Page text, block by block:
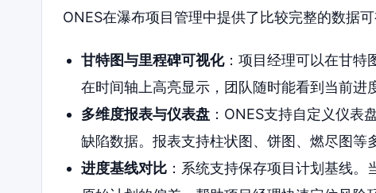
ONES在瀑布项目管理中提供了比较完整的数据
甘特图与里程碑可视化：项目经理可以在甘特
在时间轴上高亮显示，团队随时能看到当前进
多维度报表与仪表盘：ONES支持自定义仪表
缺陷数据。报表支持柱状图、饼图、燃尽图等
进度基线对比：系统支持保存项目计划基线。